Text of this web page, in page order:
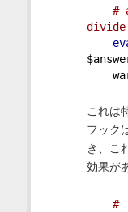
#
これは
フック
き、こ
効果が
#